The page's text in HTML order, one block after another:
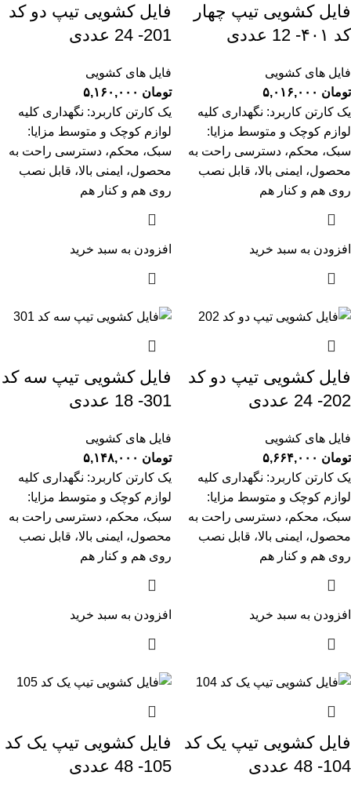
فایل کشویی تیپ چهار
کد ۴۰۱- 12 عددی
فایل های کشویی
تومان
یک کارتن کاربرد: نگهداری کلیه
لوازم کوچک و متوسط مزایا:
سبک، محکم، دسترسی راحت به
محصول، ایمنی بالا، قابل نصب
روی هم و کنار هم
افزودن به سبد خرید
فایل کشویی تیپ دو کد
201- 24 عددی
فایل های کشویی
تومان
یک کارتن کاربرد: نگهداری کلیه
لوازم کوچک و متوسط مزایا:
سبک، محکم، دسترسی راحت به
محصول، ایمنی بالا، قابل نصب
روی هم و کنار هم
افزودن به سبد خرید
فایل کشویی تیپ دو کد
202- 24 عددی
فایل های کشویی
تومان
یک کارتن کاربرد: نگهداری کلیه
لوازم کوچک و متوسط مزایا:
سبک، محکم، دسترسی راحت به
محصول، ایمنی بالا، قابل نصب
روی هم و کنار هم
افزودن به سبد خرید
فایل کشویی تیپ سه کد
301- 18 عددی
فایل های کشویی
تومان
یک کارتن کاربرد: نگهداری کلیه
لوازم کوچک و متوسط مزایا:
سبک، محکم، دسترسی راحت به
محصول، ایمنی بالا، قابل نصب
روی هم و کنار هم
افزودن به سبد خرید
فایل کشویی تیپ یک کد
104- 48 عددی
فایل کشویی تیپ یک کد
105- 48 عددی